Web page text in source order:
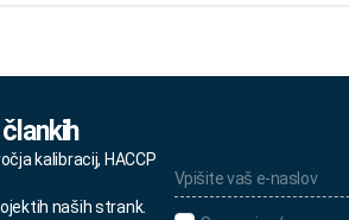
kalibracij, HACCP
naših strank.
vaš
e-
naslov